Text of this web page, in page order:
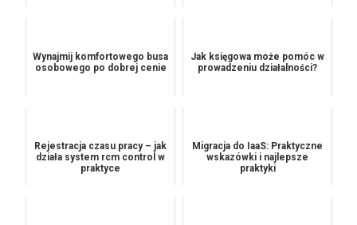
Wynajmij komfortowego busa
osobowego po dobrej cenie
Jak księgowa może pomóc w
prowadzeniu działalności?
Rejestracja czasu pracy – jak
działa system rcm control w
praktyce
Migracja do IaaS: Praktyczne
wskazówki i najlepsze
praktyki